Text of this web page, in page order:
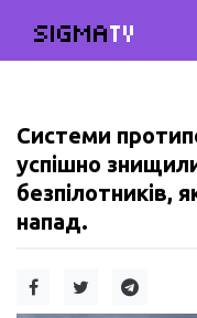
SIGMATV
Системи
успішно
безпілотників,
напад.